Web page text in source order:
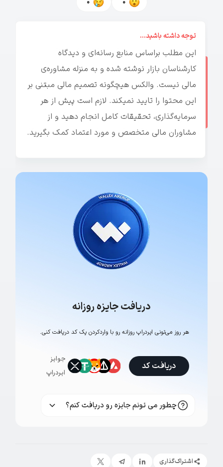
توجه داشته باشید...
این مطلب براساس منابع رسانه‌ای و دیدگاه
کارشناسان بازار نوشته شده و به منزله مشاوره‌ی
مالی نیست. والکس هیچگونه تصمیم مالی مبتنی بر
این محتوا را تایید نمیکند. لازم است پیش از هر
سرمایه‌گذاری، تحقیقات کامل انجام دهید و از
مشاوران مالی متخصص و مورد اعتماد کمک بگیرید.
دریافت جایزه روزانه
هر روز می‌تونی ایردراپ روزانه رو با وارد‌کردن یک کد دریافت کنی.
جوایز
ایردراپ
دریافت کد
چطور می تونم جایزه رو دریافت کنم؟
اشتراک‌گذاری